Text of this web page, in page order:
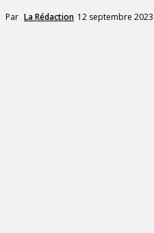
Par La Rédaction 12 septembre 2023